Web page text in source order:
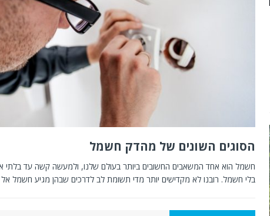
הסוגים השונים של מהדק חשמל
בלי חשמל. רובנו לא מקדישים יותר מדי תשומת לב לדרכים שבהן מגיע חשמל אל